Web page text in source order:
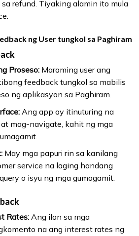
refund. Tiyaking alamin ito mula
ng User tungkol sa Paghiram
Proseso:Maraming user ang
feedback tungkol sa mabilis
ng aplikasyon sa Paghiram.
Ang app ay itinuturing na
mag-navigate, kahit ng mga
May mga papuri rin sa kanilang
service na laging handang
o isyu ng mga gumagamit.
Rates:Ang ilan sa mga
na ang interest rates ng